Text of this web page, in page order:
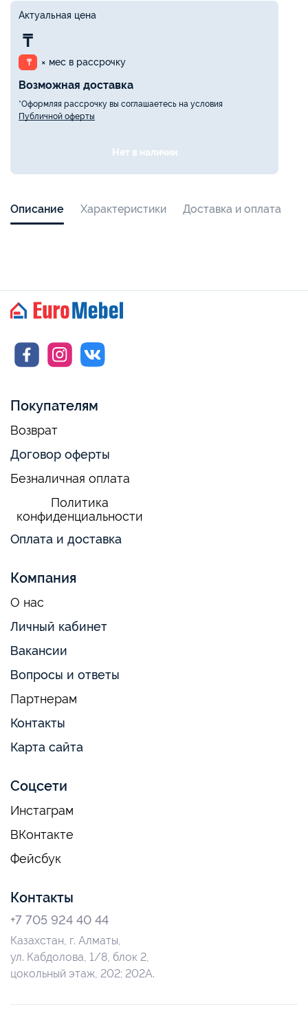
Актуальная цена
₸
₸ × мес в рассрочку
Возможная доставка
*Оформляя рассрочку вы соглашаетесь на условия
Публичной оферты
Нет в наличии
Описание Характеристики Доставка и оплата
Покупателям
Возврат
Договор оферты
Безналичная оплата
Политика
конфиденциальности
Оплата и доставка
Компания
О нас
Личный кабинет
Вакансии
Вопросы и ответы
Партнерам
Контакты
Карта сайта
Соцсети
Инстаграм
ВКонтакте
Фейсбук
Контакты
+7 705 924 40 44
Казахстан, г. Алматы,
ул. Кабдолова, 1/8, блок 2,
цокольный этаж, 202; 202А.